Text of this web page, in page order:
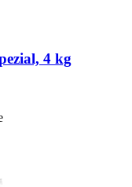
4 kg